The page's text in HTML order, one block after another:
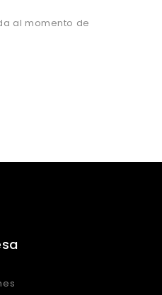
al momento de